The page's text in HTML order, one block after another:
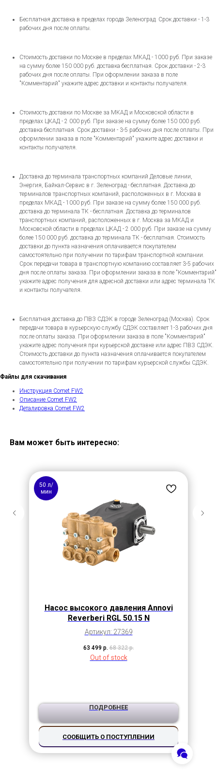
Бесплатная доставка в пределах города Зеленоград. Срок доставки - 1-3
рабочих дня после оплаты.
Стоимость доставки по Москве в пределах МКАД - 1000 руб. При заказе
на сумму более 150 000 руб. доставка бесплатная. Срок доставки - 2-3
рабочих дня после оплаты. При оформлении заказа в поле
"Комментарий" укажите адрес доставки и контакты получателя.
Стоимость доставки по Москве за МКАД и Московской области в
пределах ЦКАД - 2 000 руб. При заказе на сумму более 150 000 руб.
доставка бесплатная. Срок доставки - 3-5 рабочих дня после оплаты. При
оформлении заказа в поле "Комментарий" укажите адрес доставки и
контакты получателя.
Доставка до терминала транспортных компаний Деловые линии,
Энергия, Байкал-Сервис в г. Зеленоград - бесплатная. Доставка до
терминалов транспортных компаний, расположенных в г. Москва в
пределах МКАД - 1000 руб. При заказе на сумму более 150 000 руб.
доставка до терминала ТК - бесплатная. Доставка до терминалов
транспортных компаний, расположенных в г. Москва за МКАД и
Московской области в пределах ЦКАД - 2 000 руб. При заказе на сумму
более 150 000 руб. доставка до терминала ТК - бесплатная. Стоимость
доставки до пункта назначения оплачивается покупателем
самостоятельно при получении по тарифам транспортной компании.
Срок передачи товара в транспортную компанию составляет 3-5 рабочих
дня после оплаты заказа. При оформлении заказа в поле "Комментарий"
укажите адрес получения для адресной доставки или адрес терминала ТК
и контакты получателя.
Бесплатная доставка до ПВЗ СДЭК в городе Зеленоград (Москва). Срок
передачи товара в курьерскую службу СДЭК составляет 1-3 рабочих дня
после оплаты заказа. При оформлении заказа в поле "Комментарий"
укажите адрес получения при курьерской доставке или адрес ПВЗ СДЭК.
Стоимость доставки до пункта назначения оплачивается покупателем
самостоятельно при получении по тарифам курьерской службы СДЭК.
Файлы для скачивания
Инструкция Comet FW2
Описание Comet FW2
Деталировка Comet FW2
Вам может быть интересно:
50 л/
мин
Насос высокого давления Annovi
Reverberi RGL 50.15 N
Артикул: 27369
63 499 р. 68 322 р.
Out of stock
ПОДРОБНЕЕ
СООБЩИТЬ О ПОСТУПЛЕНИИ